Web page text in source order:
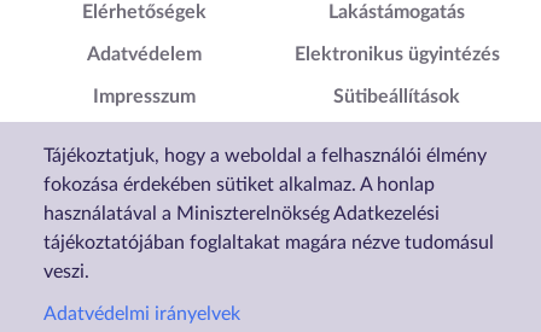
Tájékoztatjuk, hogy a weboldal a felhasználói élmény
fokozása érdekében sütiket alkalmaz. A honlap
használatával a Miniszterelnökség Adatkezelési
tájékoztatójában foglaltakat magára nézve tudomásul
veszi.
Adatvédelmi irányelvek
Elérhetőségek
Adatvédelem
Impresszum
Nyilatkozat
Lakástámogatás
Elektronikus ügyintézés
Sütibeállítások